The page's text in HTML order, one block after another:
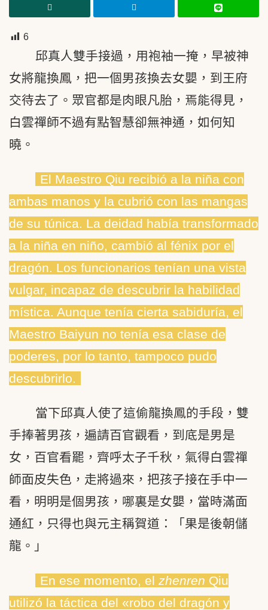
6
邱真人雙手接過，用袍袖一掩，早被神
女將龍換鳳，把一個男孩換去女嬰，到王府
交待去了。眾官都是肉眼凡胎，焉能得見，
白雲禪師不過有點智慧卻無神通，如何知
曉。
El Maestro Qiu recibió a la niña con
ambas manos y la cubrió con las mangas
de su túnica. La deidad había transformado
a la niña en niño, cambió al fénix por el
dragón. Los funcionarios tenían una vista
vulgar, incapaz de descubrir la habilidad
mística. Aunque tenía cierta sabiduría, el
Maestro Baiyun no tenía esa clase de
poderes, por lo tanto, tampoco pudo
descubrirlo.
當下邱真人使了這偷龍換鳳的手段，雙
手捧著男孩，遍請百官觀看，到底是男是
女，百官看罷，齊呼太子千秋，氣得白雲禪
師面皮失色，走將過來，把孩子接在手中一
看，明明是個男孩，哪裏是女嬰，當時滿面
通紅，只得也與元主稱賀道：「果是後朝儲
龍。」
En ese momento, el zhenren Qiu
utilizó la táctica del «robo del dragón y